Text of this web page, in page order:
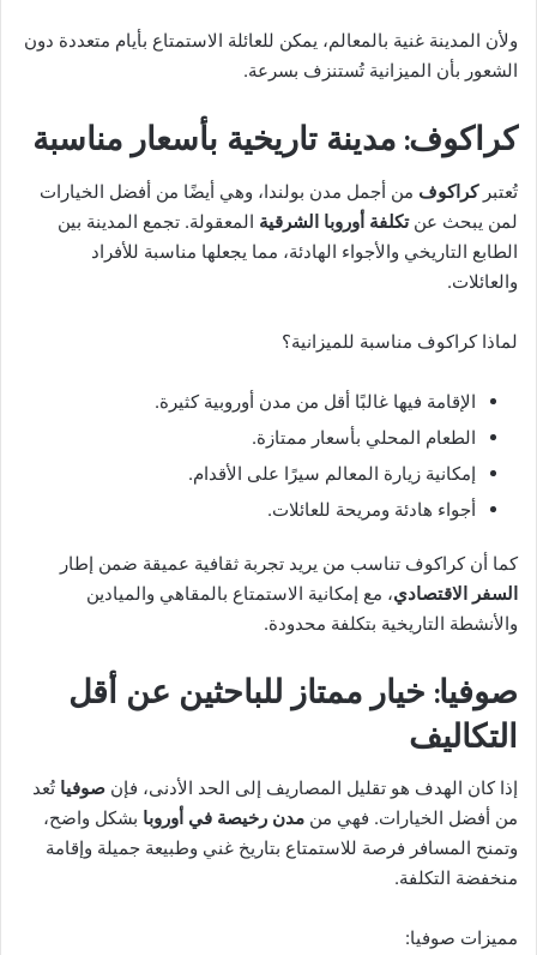
ولأن المدينة غنية بالمعالم، يمكن للعائلة الاستمتاع بأيام متعددة دون
الشعور بأن الميزانية تُستنزف بسرعة.
كراكوف: مدينة تاريخية بأسعار مناسبة
تُعتبركراكوف من أجمل مدن بولندا، وهي أيضًا من أفضل الخيارات
لمن يبحث عنتكلفة أوروبا الشرقية المعقولة. تجمع المدينة بين
الطابع التاريخي والأجواء الهادئة، مما يجعلها مناسبة للأفراد
والعائلات.
لماذا كراكوف مناسبة للميزانية؟
الإقامة فيها غالبًا أقل من مدن أوروبية كثيرة.
الطعام المحلي بأسعار ممتازة.
إمكانية زيارة المعالم سيرًا على الأقدام.
أجواء هادئة ومريحة للعائلات.
كما أن كراكوف تناسب من يريد تجربة ثقافية عميقة ضمن إطار
السفر الاقتصادي، مع إمكانية الاستمتاع بالمقاهي والميادين
والأنشطة التاريخية بتكلفة محدودة.
صوفيا: خيار ممتاز للباحثين عن أقل
التكاليف
إذا كان الهدف هو تقليل المصاريف إلى الحد الأدنى، فإن صوفيا تُعد
من أفضل الخيارات. فهي من مدن رخيصة في أوروبا بشكل واضح،
وتمنح المسافر فرصة للاستمتاع بتاريخ غني وطبيعة جميلة وإقامة
منخفضة التكلفة.
مميزات صوفيا: